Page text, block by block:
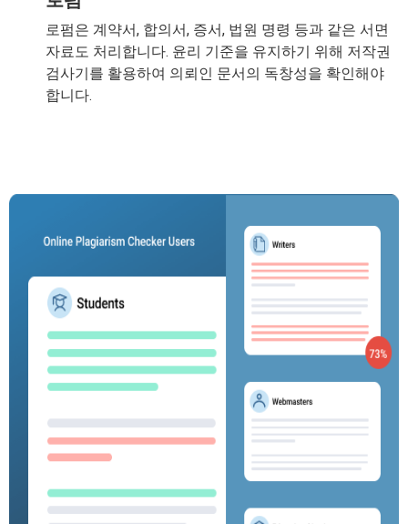
로펌은 계약서, 합의서, 증서, 법원 명령 등과 같은 서면
자료도 처리합니다. 윤리 기준을 유지하기 위해 저작권
검사기를 활용하여 의뢰인 문서의 독창성을 확인해야
합니다.